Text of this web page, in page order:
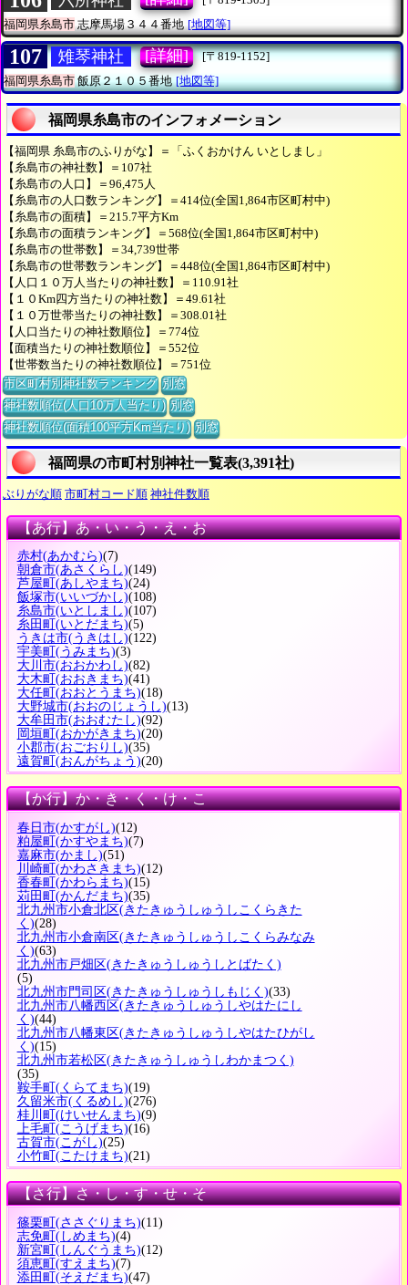
福岡県糸島市志摩馬場３４４番地 [地図等]
107 雉琴神社 [詳細]
[〒819-1152]
福岡県糸島市飯原２１０５番地 [地図等]
福岡県糸島市のインフォメーション
【福岡県 糸島市のふりがな】＝「ふくおかけん いとしまし」
【糸島市の神社数】＝107社
【糸島市の人口】＝96,475人
【糸島市の人口数ランキング】＝414位(全国1,864市区町村中)
【糸島市の面積】＝215.7平方Km
【糸島市の面積ランキング】＝568位(全国1,864市区町村中)
【糸島市の世帯数】＝34,739世帯
【糸島市の世帯数ランキング】＝448位(全国1,864市区町村中)
【人口１０万人当たりの神社数】＝110.91社
【１０Km四方当たりの神社数】＝49.61社
【１０万世帯当たりの神社数】＝308.01社
【人口当たりの神社数順位】＝774位
【面積当たりの神社数順位】＝552位
【世帯数当たりの神社数順位】＝751位
市区町村別神社数ランキング 別窓
神社数順位(人口10万人当たり) 別窓
神社数順位(面積100平方Km当たり) 別窓
福岡県の市町村別神社一覧表(3,391社)
ぶりがな順 市町村コード順 神社件数順
【あ行】あ・い・う・え・お
赤村(あかむら)(7)
朝倉市(あさくらし)(149)
芦屋町 (あしやまち)(24)
飯塚市(いいづかし)(108)
糸島市(いとしまし)(107)
糸田町 (いとだまち)(5)
うきは市(うきはし)(122)
宇美町 (うみまち)(3)
大川市(おおかわし)(82)
大木町 (おおきまち)(41)
大任町 (おおとうまち)(18)
大野城市(おおのじょうし)(13)
大牟田市(おおむたし)(92)
岡垣町 (おかがきまち)(20)
小郡市(おごおりし)(35)
遠賀町 (おんがちょう)(20)
【か行】か・き・く・け・こ
春日市(かすがし)(12)
粕屋町 (かすやまち)(7)
嘉麻市(かまし)(51)
川崎町 (かわさきまち)(12)
香春町 (かわらまち)(15)
苅田町 (かんだまち)(35)
北九州市小倉北区(きたきゅうしゅうしこくらきた
く)(28)
北九州市小倉南区(きたきゅうしゅうしこくらみなみ
く)(63)
北九州市戸畑区(きたきゅうしゅうしとばたく)
(5)
北九州市門司区(きたきゅうしゅうしもじく)(33)
北九州市八幡西区(きたきゅうしゅうしやはたにし
く)(44)
北九州市八幡東区(きたきゅうしゅうしやはたひがし
く)(15)
北九州市若松区(きたきゅうしゅうしわかまつく)
(35)
鞍手町 (くらてまち)(19)
久留米市(くるめし)(276)
桂川町 (けいせんまち)(9)
上毛町 (こうげまち)(16)
古賀市(こがし)(25)
小竹町 (こたけまち)(21)
【さ行】さ・し・す・せ・そ
篠栗町(ささぐりまち)(11)
志免町(しめまち)(4)
新宮町(しんぐうまち)(12)
須恵町(すえまち)(7)
添田町(そえだまち)(47)